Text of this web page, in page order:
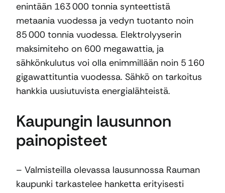
enintään 163 000 tonnia synteettistä
metaania vuodessa ja vedyn tuotanto noin
85 000 tonnia vuodessa. Elektrolyyserin
maksimiteho on 600 megawattia, ja
sähkönkulutus voi olla enimmillään noin 5 160
gigawattituntia vuodessa. Sähkö on tarkoitus
hankkia uusiutuvista energialähteistä.
Kaupungin lausunnon
painopisteet
– Valmisteilla olevassa lausunnossa Rauman
kaupunki tarkastelee hanketta erityisesti